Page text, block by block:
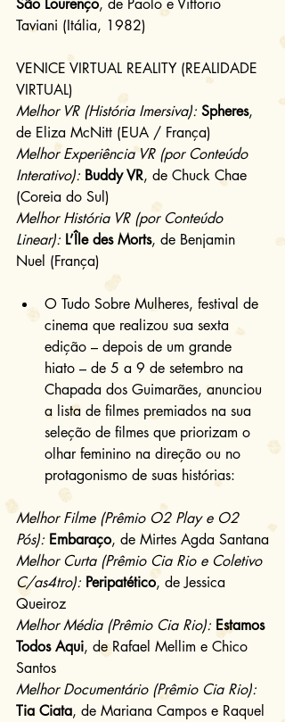
São Lourenço, de Paolo e Vittorio
Taviani (Itália, 1982)
VENICE VIRTUAL REALITY (REALIDADE
VIRTUAL)
Melhor VR (História Imersiva): Spheres,
de Eliza McNitt (EUA / França)
Melhor Experiência VR (por Conteúdo
Interativo): Buddy VR, de Chuck Chae
(Coreia do Sul)
Melhor História VR (por Conteúdo
Linear): L’Île des Morts, de Benjamin
Nuel (França)
O Tudo Sobre Mulheres, festival de
cinema que realizou sua sexta
edição – depois de um grande
hiato – de 5 a 9 de setembro na
Chapada dos Guimarães, anunciou
a lista de filmes premiados na sua
seleção de filmes que priorizam o
olhar feminino na direção ou no
protagonismo de suas histórias:
Melhor Filme (Prêmio O2 Play e O2
Pós): Embaraço, de Mirtes Agda Santana
Melhor Curta (Prêmio Cia Rio e Coletivo
C/as4tro): Peripatético, de Jessica
Queiroz
Melhor Média (Prêmio Cia Rio): Estamos
Todos Aqui, de Rafael Mellim e Chico
Santos
Melhor Documentário (Prêmio Cia Rio):
Tia Ciata, de Mariana Campos e Raquel